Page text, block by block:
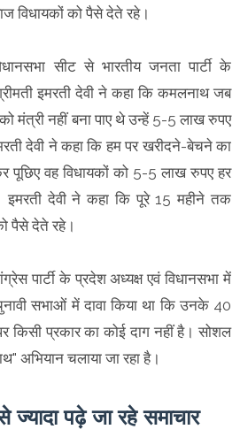
विधायकों को पैसे देते रहे।
सीट से भारतीय जनता पार्टी के
इमरती देवी ने कहा कि कमलनाथ जब
मंत्री नहीं बना पाए थे उन्हें 5-5 लाख रुपए
देवी ने कहा कि हम पर खरीदने-बेचने का
पूछिए वह विधायकों को 5-5 लाख रुपए हर
देवी ने कहा कि पूरे 15 महीने तक
पैसे देते रहे।
पार्टी के प्रदेश अध्यक्ष एवं विधानसभा में
सभाओं में दावा किया था कि उनके 40
किसी प्रकार का कोई दाग नहीं है। सोशल
अभियान चलाया जा रहा है।
पढ़े जा रहे समाचार